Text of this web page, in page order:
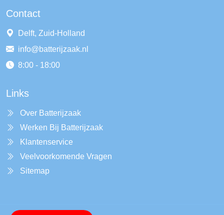
Contact
Delft, Zuid-Holland
info@batterijzaak.nl
8:00 - 18:00
Links
Over Batterijzaak
Werken Bij Batterijzaak
Klantenservice
Veelvoorkomende Vragen
Sitemap